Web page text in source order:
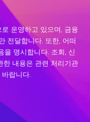
운영하고 있으며, 금융
전달합니다. 또한, 어떠
을 명시합니다. 조회, 신
한 내용은 관련 처리기관
랍니다.